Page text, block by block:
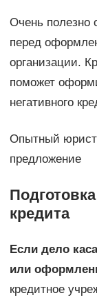
Очень полезно
перед
организации.
поможет
негативного
Опытный юрист
предложение
кредита
Если дело
или
кредитное